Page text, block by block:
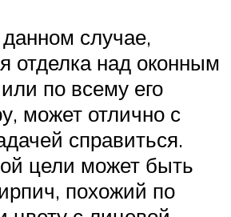
данном случае,
отделка над оконным
по всему его
может отлично с
справиться.
цели может быть
похожий по